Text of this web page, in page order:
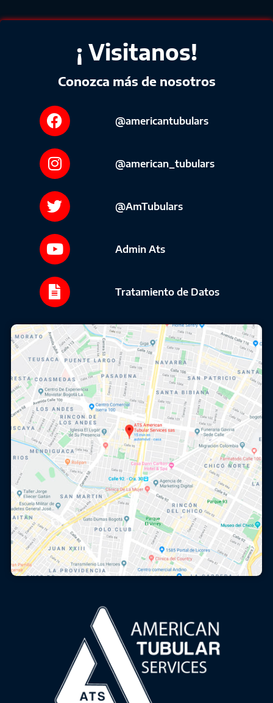
¡ Visitanos!
Conozca más de nosotros
@americantubulars
@american_tubulars
@AmTubulars
Admin Ats
Tratamiento de Datos